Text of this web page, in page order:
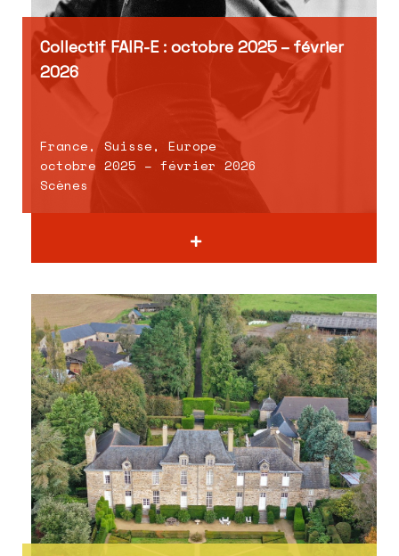
Collectif FAIR-E : octobre 2025 – février
2026
France, Suisse, Europe
octobre 2025 – février 2026
Scènes